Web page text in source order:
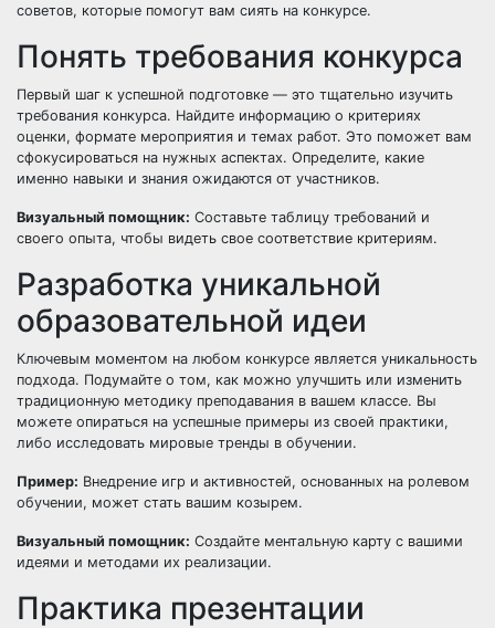
советов, которые помогут вам сиять на конкурсе.
Понять требования конкурса
Первый шаг к успешной подготовке — это тщательно изучить
требования конкурса. Найдите информацию о критериях
оценки, формате мероприятия и темах работ. Это поможет вам
сфокусироваться на нужных аспектах. Определите, какие
именно навыки и знания ожидаются от участников.
Визуальный помощник: Составьте таблицу требований и
своего опыта, чтобы видеть свое соответствие критериям.
Разработка уникальной
образовательной идеи
Ключевым моментом на любом конкурсе является уникальность
подхода. Подумайте о том, как можно улучшить или изменить
традиционную методику преподавания в вашем классе. Вы
можете опираться на успешные примеры из своей практики,
либо исследовать мировые тренды в обучении.
Пример: Внедрение игр и активностей, основанных на ролевом
обучении, может стать вашим козырем.
Визуальный помощник: Создайте ментальную карту с вашими
идеями и методами их реализации.
Практика презентации